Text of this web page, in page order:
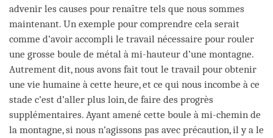
advenir les causes pour renaître tels que nous sommes
maintenant. Un exemple pour comprendre cela serait
comme d’avoir accompli le travail nécessaire pour rouler
une grosse boule de métal à mi-hauteur d’une montagne.
Autrement dit, nous avons fait tout le travail pour obtenir
une vie humaine à cette heure, et ce qui nous incombe à ce
stade c’est d’aller plus loin, de faire des progrès
supplémentaires. Ayant amené cette boule à mi-chemin de
la montagne, si nous n’agissons pas avec précaution, il y a le